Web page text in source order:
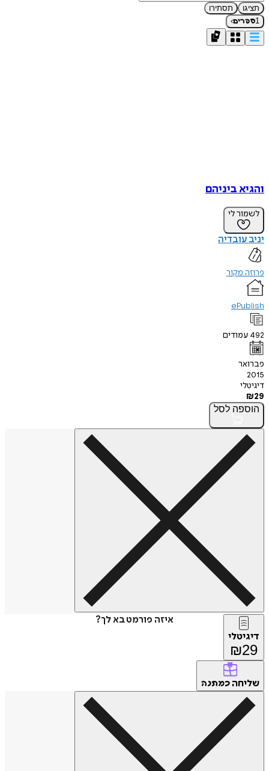
תציגו
תסתירו
1ספרים›
והגיא ביניהם
לשמור לי
יניב עובדיה
פרוזה מקור
ePublish
492 עמודים
פברואר
2015
דיגיטלי
₪29
הוספה לסל
איזה פורמט בא לך?
דיגיטלי
₪29
שליחה כמתנה